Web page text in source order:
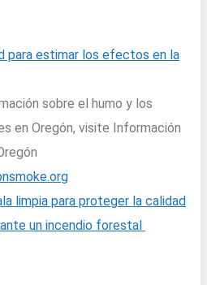
para estimar los efectos en la
sobre el humo y los
en Oregón, visite Información
limpia para proteger la calidad
un incendio forestal